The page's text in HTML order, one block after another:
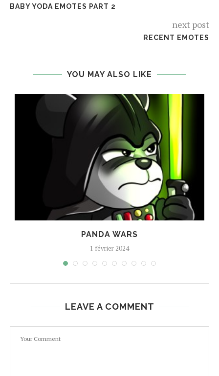
BABY YODA EMOTES PART 2
next post
RECENT EMOTES
YOU MAY ALSO LIKE
PANDA WARS
1 février 2024
LEAVE A COMMENT